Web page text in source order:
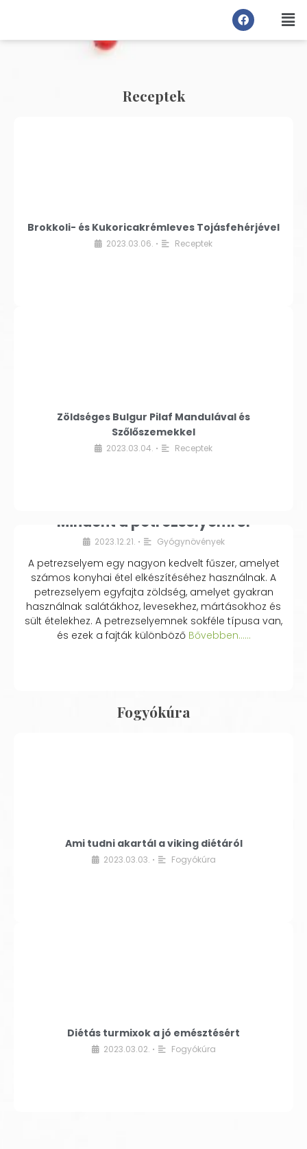
Receptek
Brokkoli- és Kukoricakrémleves Tojásfehérjével
2023.03.06. • Receptek
Zöldséges Bulgur Pilaf Mandulával és
Szőlőszemekkel
2023.03.04. • Receptek
Mindent a petrezselyemről
2023.12.21. • Gyógynövények
A petrezselyem egy nagyon kedvelt fűszer, amelyet
számos konyhai étel elkészítéséhez használnak. A
petrezselyem egyfajta zöldség, amelyet gyakran
használnak salátákhoz, levesekhez, mártásokhoz és
sült ételekhez. A petrezselyemnek sokféle típusa van,
és ezek a fajták különbözőBővebben...…
Fogyókúra
Ami tudni akartál a viking diétáról
2023.03.03. • Fogyókúra
Diétás turmixok a jó emésztésért
2023.03.02. • Fogyókúra